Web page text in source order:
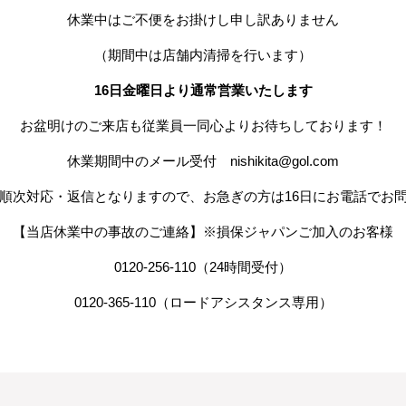
休業中はご不便をお掛けし申し訳ありません
（期間中は店舗内清掃を行います）
16日金曜日より通常営業いたします
お盆明けのご来店も従業員一同心よりお待ちしております！
休業期間中のメール受付 nishikita@gol.com
次対応・返信となりますので、お急ぎの方は16日にお電話でお
【当店休業中の事故のご連絡】※損保ジャパンご加入のお客様
0120-256-110（24時間受付）
0120-365-110（ロードアシスタンス専用）